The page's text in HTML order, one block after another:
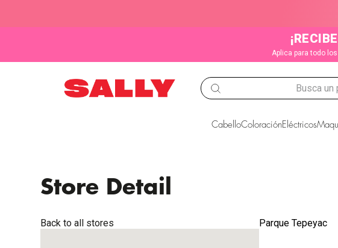
Aplica para todo
CabelloColoraciónEléctricos
Store Detail
Back to all stores Parque Tepeyac
TÉRMINOS MÁS BUSCADOS